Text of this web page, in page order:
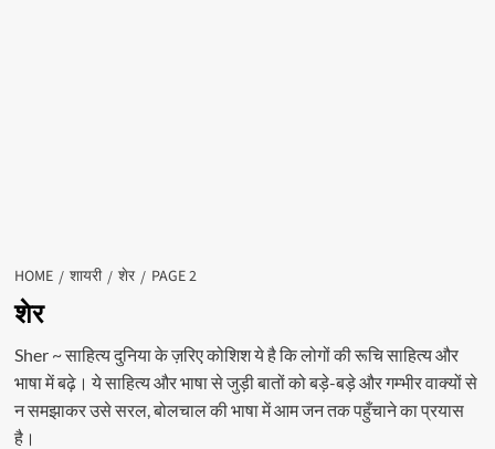
HOME शायरी शेर PAGE 2
शेर
Sher ~ साहित्य दुनिया के ज़रिए कोशिश ये है कि लोगों की रूचि साहित्य और
भाषा में बढ़े। ये साहित्य और भाषा से जुड़ी बातों को बड़े-बड़े और गम्भीर वाक्यों से
न समझाकर उसे सरल, बोलचाल की भाषा में आम जन तक पहुँचाने का प्रयास
है।